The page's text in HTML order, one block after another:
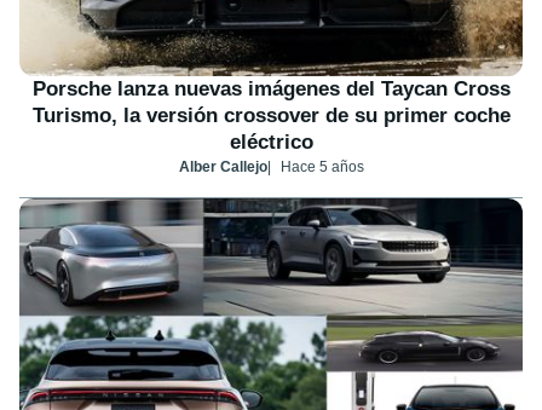
Porsche lanza nuevas imágenes del Taycan Cross
Turismo, la versión crossover de su primer coche
eléctrico
Alber Callejo Hace 5 años